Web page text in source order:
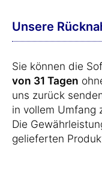
Unsere
Sie können die
von 31 Tagen
uns zurück
in vollem Umfang
Die
gelieferten